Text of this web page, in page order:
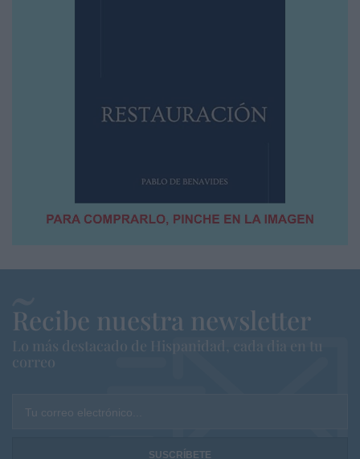
Recibe nuestra newsletter
Lo más destacado de Hispanidad, cada dia en tu
correo
Tu correo electrónico...